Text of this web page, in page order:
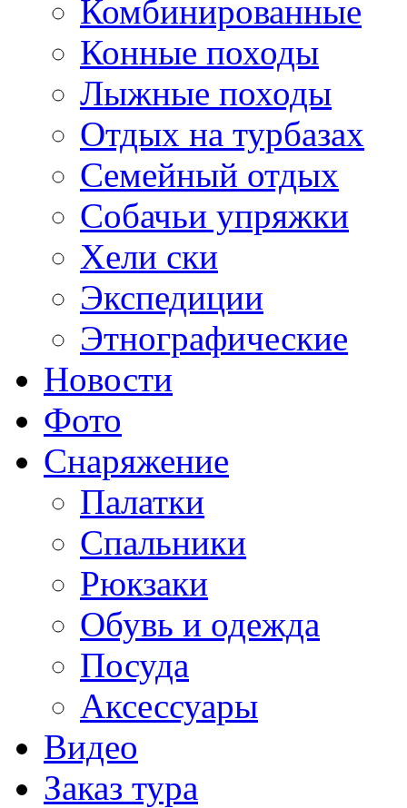
Комбинированные
Конные походы
Лыжные походы
Отдых на турбазах
Семейный отдых
Собачьи упряжки
Хели ски
Экспедиции
Этнографические
Новости
Фото
Снаряжение
Палатки
Спальники
Рюкзаки
Обувь и одежда
Посуда
Аксессуары
Видео
Заказ тура